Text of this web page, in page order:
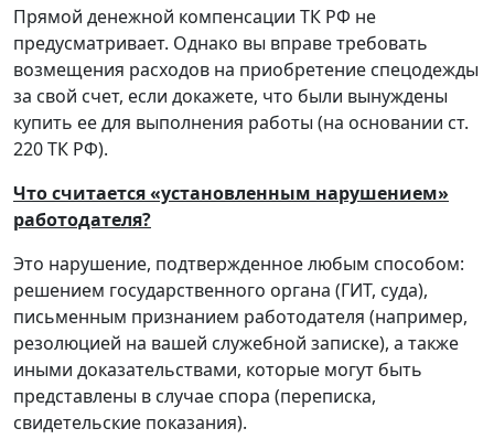
Прямой денежной компенсации ТК РФ не
предусматривает. Однако вы вправе требовать
возмещения расходов на приобретение спецодежды
за свой счет, если докажете, что были вынуждены
купить ее для выполнения работы (на основании ст.
220 ТК РФ).
Что считается «установленным нарушением»
работодателя?
Это нарушение, подтвержденное любым способом:
решением государственного органа (ГИТ, суда),
письменным признанием работодателя (например,
резолюцией на вашей служебной записке), а также
иными доказательствами, которые могут быть
представлены в случае спора (переписка,
свидетельские показания).